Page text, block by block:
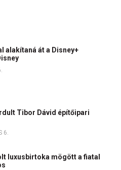
alakítaná át a Disney+
Tibor Dávid építőipari
6.
luxusbirtoka mögött a fiatal